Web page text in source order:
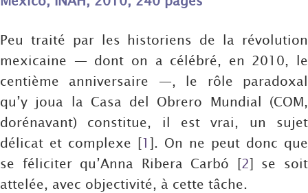
Peu traité par les historiens de la révolution
mexicaine — dont on a célébré, en 2010, le
centième anniversaire —, le rôle paradoxal
qu’y joua la Casa del Obrero Mundial (COM,
dorénavant) constitue, il est vrai, un sujet
délicat et complexe [1 ]. On ne peut donc que
se féliciter qu’Anna Ribera Carbó [2] se soit
attelée, avec objectivité, à cette tâche.